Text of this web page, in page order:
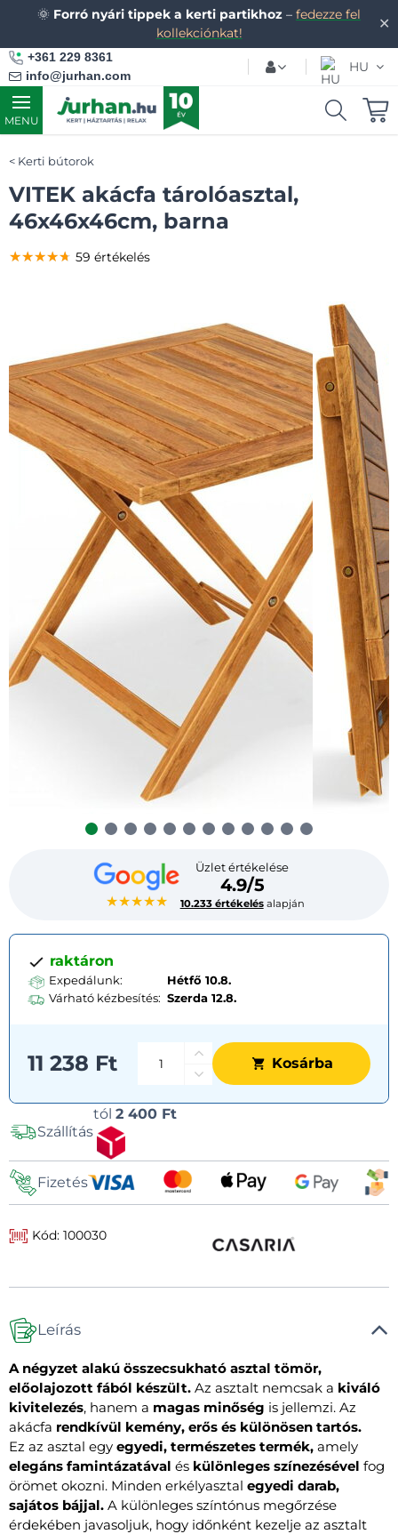
✕
🌞 Forró nyári tippek a kerti partikhoz – fedezze fel
kollekciónkat!
+361 229 8361
info@jurhan.com
HU
MENU
Kerti bútorok
VITEK akácfa tárolóasztal,
46x46x46cm, barna
★★★★★
Üzlet értékelése
4.9/5
10.233 értékelésalapján
★★★★★
★★★★★
★★★★★ 59 értékelés
raktáron
Expedálunk:
Hétfő 10.8.
Várható kézbesítés: Szerda 12.8.
11 238 Ft Kosárba
Szállítás
tól 2 400 Ft
Fizetés
Kód: 100030
Leírás
A négyzet alakú összecsukható asztal tömör,
előolajozott fából készült. Az asztalt nemcsak a kiváló
kivitelezés, hanem a magas minőség is jellemzi. Az
akácfa rendkívül kemény, erős és különösen tartós.
Ez az asztal egy egyedi, természetes termék, amely
elegáns famintázatával és különleges színezésével fog
örömet okozni. Minden erkélyasztal egyedi darab,
sajátos bájjal. A különleges színtónus megőrzése
érdekében javasoljuk, hogy időnként kezelje az asztalt